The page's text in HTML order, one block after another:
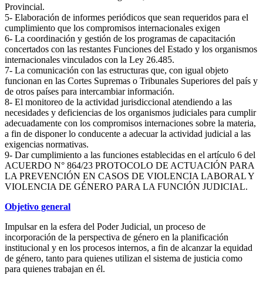
Provincial.
5- Elaboración de informes periódicos que sean requeridos para el
cumplimiento que los compromisos internacionales exigen
6- La coordinación y gestión de los programas de capacitación
concertados con las restantes Funciones del Estado y los organismos
internacionales vinculados con la Ley 26.485.
7- La comunicación con las estructuras que, con igual objeto
funcionan en las Cortes Supremas o Tribunales Superiores del país y
de otros países para intercambiar información.
8- El monitoreo de la actividad jurisdiccional atendiendo a las
necesidades y deficiencias de los organismos judiciales para cumplir
adecuadamente con los compromisos internaciones sobre la materia,
a fin de disponer lo conducente a adecuar la actividad judicial a las
exigencias normativas.
9- Dar cumplimiento a las funciones establecidas en el artículo 6 del
ACUERDO N° 864/23 PROTOCOLO DE ACTUACIÓN PARA
LA PREVENCIÓN EN CASOS DE VIOLENCIA LABORAL Y
VIOLENCIA DE GÉNERO PARA LA FUNCIÓN JUDICIAL.
Objetivo general
Impulsar en la esfera del Poder Judicial, un proceso de
incorporación de la perspectiva de género en la planificación
institucional y en los procesos internos, a fin de alcanzar la equidad
de género, tanto para quienes utilizan el sistema de justicia como
para quienes trabajan en él.